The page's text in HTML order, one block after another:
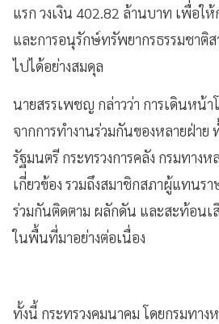
แรก วงเงิน 402.82 ล้านบาท เพื่อให้
และการอนุรักษ์ทรัพยากรธรรมชาติ
ไปได้อย่างสมดุล
นายสรรเพชญ กล่าวว่า การเดินหน้า
จากการทำงานร่วมกันของหลายฝ่าย
รัฐมนตรี กระทรวงการคลัง กรมทาง
เกี่ยวข้อง รวมถึงสมาชิกสภาผู้แทนร
ร่วมกันติดตาม ผลักดัน และสะท้อนเ
ในพื้นที่มาอย่างต่อเนื่อง
ทั้งนี้ กระทรวงคมนาคม โดยกรมทาง